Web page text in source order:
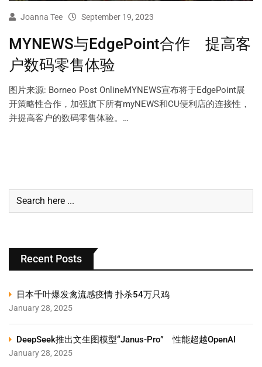
Joanna Tee September 19, 2023
MYNEWS与EdgePoint合作 提高客
户数码零售体验
图片来源: Borneo Post OnlineMYNEWS宣布将于EdgePoint展
开策略性合作，加强旗下所有myNEWS和CU便利店的连接性，
并提高客户的数码零售体验。…
Recent Posts
日本千叶爆发禽流感疫情 扑杀54万只鸡
January 28, 2025
DeepSeek推出文生图模型“Janus-Pro” 性能超越OpenAI
January 28, 2025